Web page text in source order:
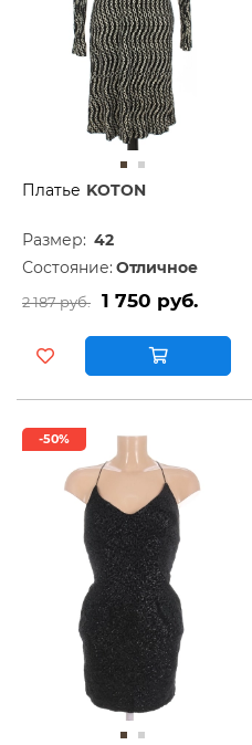
Платье KOTON
Размер: 42
Состояние: Отличное
2 187 руб. 1 750 руб.
-50%